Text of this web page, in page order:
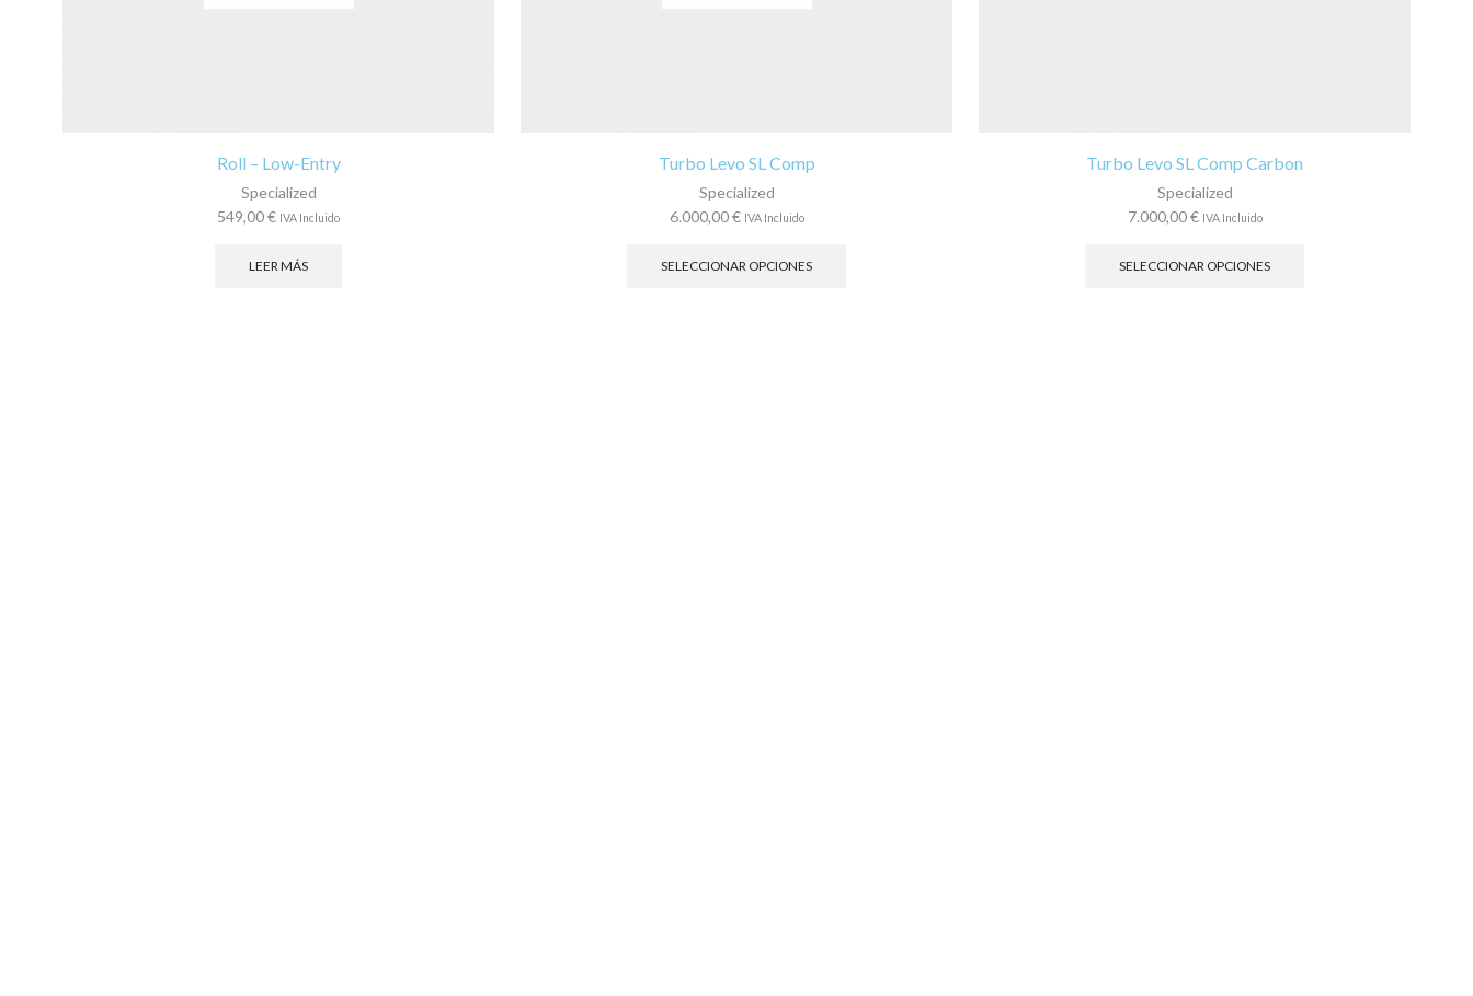
Roll – Low-Entry
Specialized
549,00€ IVA Incluido
LEER MÁS
Turbo Levo SL Comp
Specialized
6.000,00€ IVA Incluido
SELECCIONAR OPCIONES
Turbo Levo SL Comp Carbon
Specialized
7.000,00€ IVA Incluido
SELECCIONAR OPCIONES